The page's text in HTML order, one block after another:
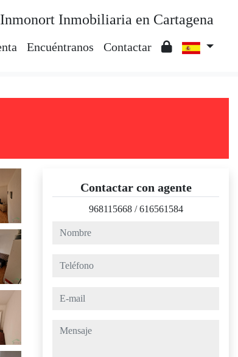
Inmonort Inmobiliaria en Cartagena
Encuéntranos Contactar
Contactar con agente
968115668 /616561584
nombre
teléfono
e-mail
mensaje